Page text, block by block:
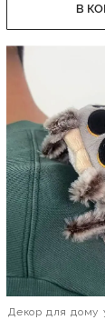
В
Декор для дому